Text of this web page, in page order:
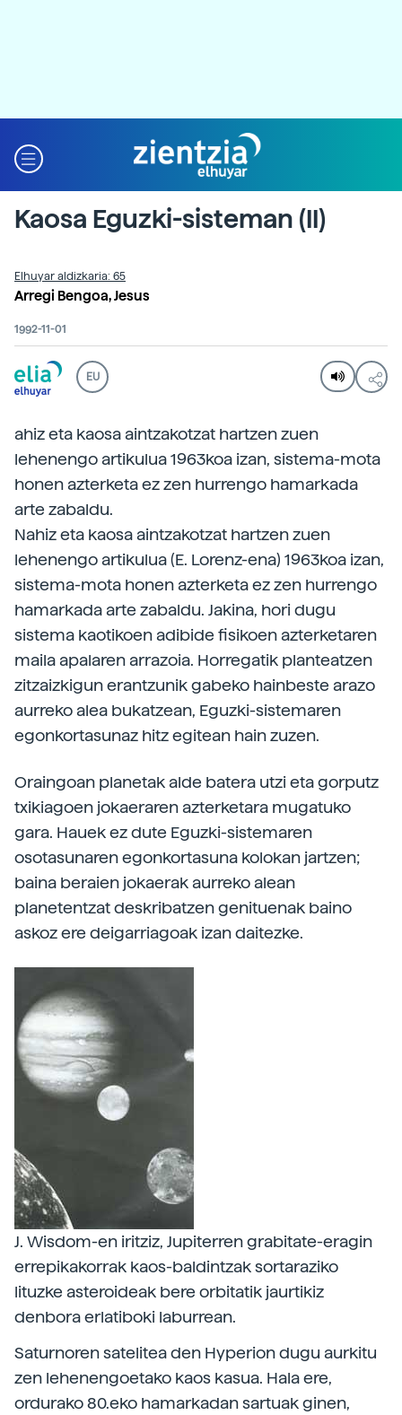
Kaosa Eguzki-sisteman (II)
Elhuyar aldizkaria: 65
Arregi Bengoa, Jesus
1992-11-01
EU
ahiz eta kaosa aintzakotzat hartzen zuen
lehenengo artikulua 1963koa izan, sistema-mota
honen azterketa ez zen hurrengo hamarkada
arte zabaldu.
Nahiz eta kaosa aintzakotzat hartzen zuen
lehenengo artikulua (E. Lorenz-ena) 1963koa izan,
sistema-mota honen azterketa ez zen hurrengo
hamarkada arte zabaldu. Jakina, hori dugu
sistema kaotikoen adibide fisikoen azterketaren
maila apalaren arrazoia. Horregatik planteatzen
zitzaizkigun erantzunik gabeko hainbeste arazo
aurreko alea bukatzean, Eguzki-sistemaren
egonkortasunaz hitz egitean hain zuzen.
Oraingoan planetak alde batera utzi eta gorputz
txikiagoen jokaeraren azterketara mugatuko
gara. Hauek ez dute Eguzki-sistemaren
osotasunaren egonkortasuna kolokan jartzen;
baina beraien jokaerak aurreko alean
planetentzat deskribatzen genituenak baino
askoz ere deigarriagoak izan daitezke.
J. Wisdom-en iritziz, Jupiterren grabitate-eragin
errepikakorrak kaos-baldintzak sortaraziko
lituzke asteroideak bere orbitatik jaurtikiz
denbora erlatiboki laburrean.
Saturnoren satelitea den Hyperion dugu aurkitu
zen lehenengoetako kaos kasua. Hala ere,
ordurako 80.eko hamarkadan sartuak ginen,